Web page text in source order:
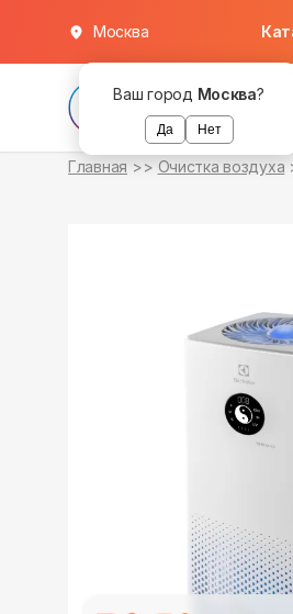
Ваш город Москва?
Да Нет
Москва
Главная Очистка воздуха
в наличии
в наличии